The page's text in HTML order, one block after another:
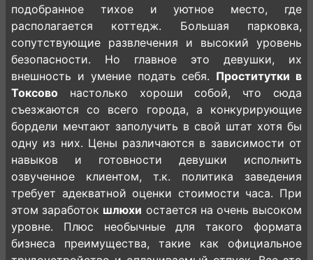
подобранное тихое и уютное место, где
располагается коттедж. Большая парковка,
сопутствующие развлечения и высокий уровень
безопасности. Но главное это девушки, их
внешность и умение подать себя. Проститутки в
Токсово настолько хороши собой, что сюда
съезжаются со всего города, а конкурирующие
бордели мечтают заполучить в свой штат хотя бы
одну из них. Цены различаются в зависимости от
навыков и готовности девушки исполнить
озвученное клиентом, т.к. политика заведения
требует адекватной оценки стоимости часа. При
этом заработок шлюхи остается на очень высоком
уровне. Плюс необычные для такого формата
бизнеса преимущества, такие как официальное